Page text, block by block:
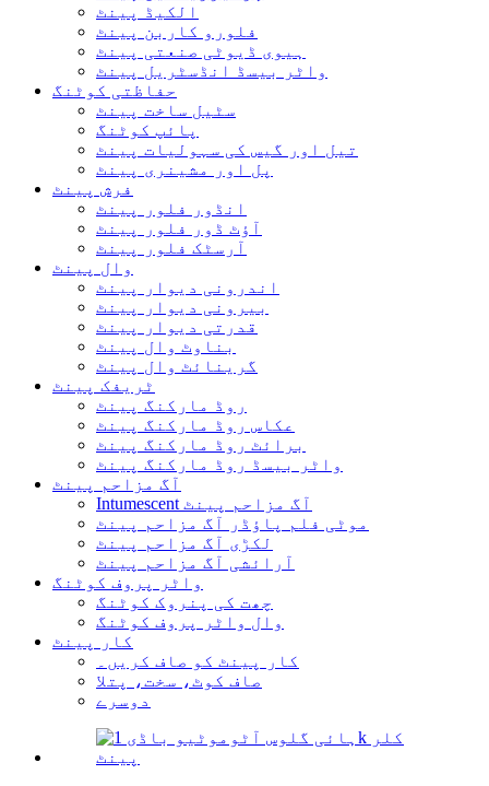
الکیڈ پینٹ
فلورو کاربن پینٹ
ہیوی ڈیوٹی صنعتی پینٹ
واٹر بیسڈ انڈسٹریل پینٹ
حفاظتی کوٹنگ
سٹیل ساخت پینٹ
پائپ کوٹنگ
تیل اور گیس کی سہولیات پینٹ
پل اور مشینری پینٹ
فرش پینٹ
انڈور فلور پینٹ
آؤٹ ڈور فلور پینٹ
آرسٹک فلور پینٹ
وال پینٹ
اندرونی دیوار پینٹ
بیرونی دیوار پینٹ
قدرتی دیوار پینٹ
بناوٹ وال پینٹ
گرینائٹ وال پینٹ
ٹریفک پینٹ
روڈ مارکنگ پینٹ
عکاس روڈ مارکنگ پینٹ
برائٹ روڈ مارکنگ پینٹ
واٹر بیسڈ روڈ مارکنگ پینٹ
آگ مزاحم پینٹ
Intumescent آگ مزاحم پینٹ
موٹی فلم پاؤڈر آگ مزاحم پینٹ
لکڑی آگ مزاحم پینٹ
آرائشی آگ مزاحم پینٹ
واٹر پروف کوٹنگ
چھت کی پنروک کوٹنگ
وال واٹر پروف کوٹنگ
کار پینٹ
کار پینٹ کو صاف کریں۔
صاف کوٹ، سخت، پتلا
دوسرے